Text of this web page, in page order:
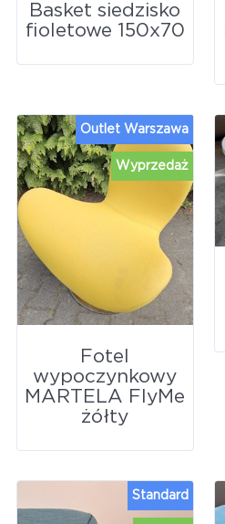
Basket siedzisko
fioletowe 150x70
Wyprzedaż
Outlet Warszawa
Fotel
wypoczynkowy
MARTELA FlyMe
żółty
Standard